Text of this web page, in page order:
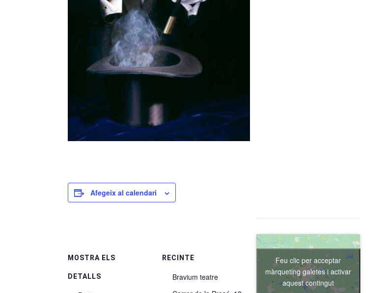
Afegeix al calendari
MOSTRA ELS
DETALLS
RECINTE
Bravium teatre
Feu clic per acceptar
màrqueting galetes i activar
aquest contingut